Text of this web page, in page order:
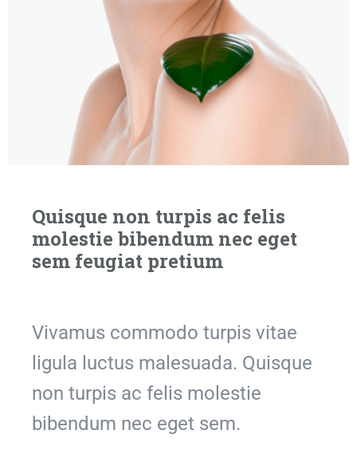
Quisque non turpis ac felis
molestie bibendum nec eget
sem feugiat pretium
Vivamus commodo turpis vitae
ligula luctus malesuada. Quisque
non turpis ac felis molestie
bibendum nec eget sem.